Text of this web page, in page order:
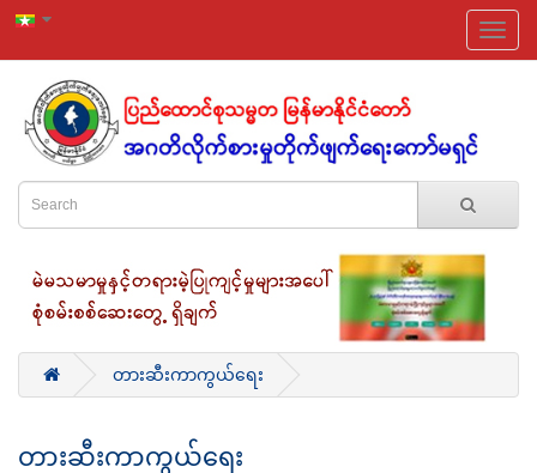
တားဆီးကာကွယ်ရေး
တားဆီးကာကွယ်ရေး